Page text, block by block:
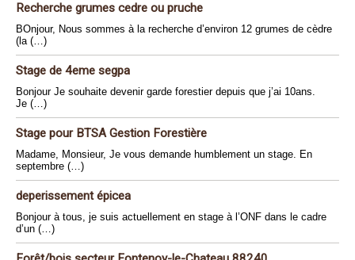
Recherche grumes cedre ou pruche
BOnjour, Nous sommes à la recherche d’environ 12 grumes de cèdre
(la (…)
Stage de 4eme segpa
Bonjour Je souhaite devenir garde forestier depuis que j’ai 10ans.
Je (…)
Stage pour BTSA Gestion Forestière
Madame, Monsieur, Je vous demande humblement un stage. En
septembre (…)
deperissement épicea
Bonjour à tous, je suis actuellement en stage à l’ONF dans le cadre
d’un (…)